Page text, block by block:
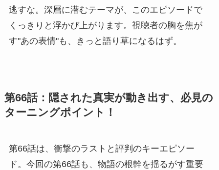
逃すな。深層に潜むテーマが、このエピソードで
くっきりと浮かび上がります。視聴者の胸を焦が
す"あの表情"も、きっと語り草になるはず。
第66話：隠された真実が動き出す、必見の
ターニングポイント！
第66話は、衝撃のラストと評判のキーエピソー
ド。今回の第66話も、物語の根幹を揺るがす重要